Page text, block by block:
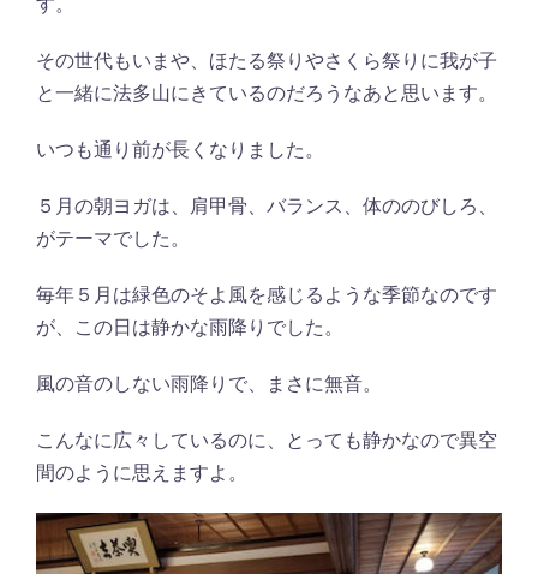
その世代もいまや、ほたる祭りやさくら祭りに我が子
と一緒に法多山にきているのだろうなあと思います。
いつも通り前が長くなりました。
５月の朝ヨガは、肩甲骨、バランス、体ののびしろ、
がテーマでした。
毎年５月は緑色のそよ風を感じるような季節なのです
が、この日は静かな雨降りでした。
風の音のしない雨降りで、まさに無音。
こんなに広々しているのに、とっても静かなので異空
間のように思えますよ。